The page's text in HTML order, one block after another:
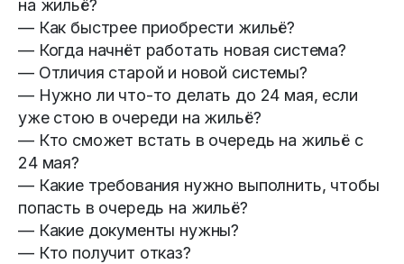
на жильё?
— Как быстрее приобрести жильё?
— Когда начнёт работать новая система?
— Отличия старой и новой системы?
— Нужно ли что-то делать до 24 мая, если
уже стою в очереди на жильё?
— Кто сможет встать в очередь на жильё с
24 мая?
— Какие требования нужно выполнить, чтобы
попасть в очередь на жильё?
— Какие документы нужны?
— Кто получит отказ?